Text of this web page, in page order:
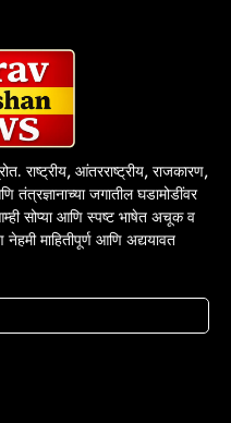
राष्ट्रीय, आंतरराष्ट्रीय, राजकारण,
तंत्रज्ञानाच्या जगातील घडामोडींवर
सोप्या आणि स्पष्ट भाषेत अचूक व
माहितीपूर्ण आणि अद्ययावत